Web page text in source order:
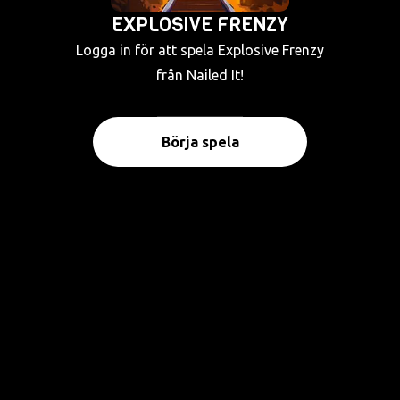
EXPLOSIVE FRENZY
Logga in för att spela Explosive Frenzy
från Nailed It!
Börja spela